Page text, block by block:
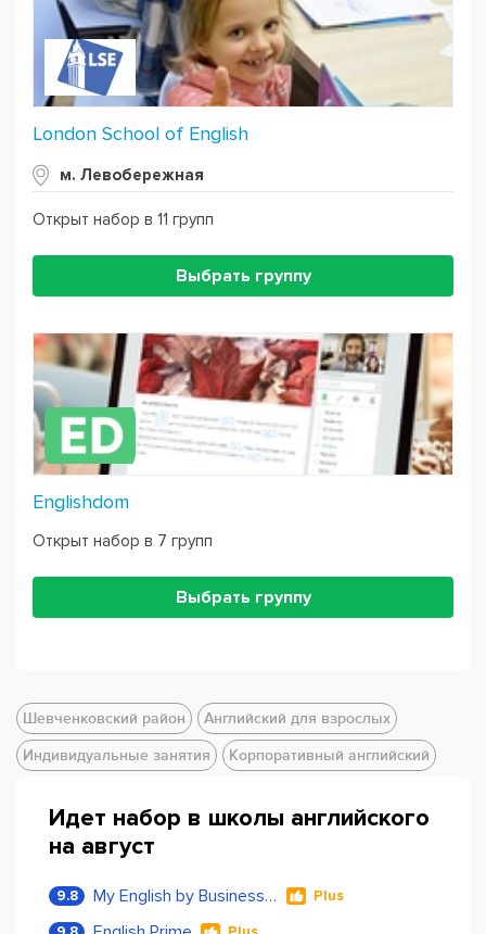
London School of English
м. Левобережная
Открыт набор в 11 групп
Выбрать группу
Englishdom
Открыт набор в 7 групп
Выбрать группу
Шевченковский район
Английский для взрослых
Индивидуальные занятия
Корпоративный английский
Идет набор в школы английского
на август
9.8 My English by Business Language Plus